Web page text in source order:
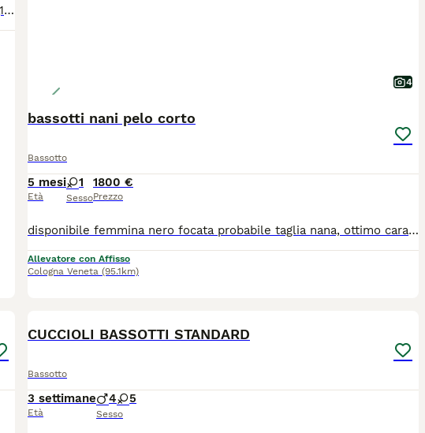
Splendidi cuccioli di bassotto appena nati,2 femmine nero focato,1 femmina cioccolato e 1 maschio color Isabella.
4
bassotti nani pelo corto
Bassotto
5 mesi
Età
1
Sesso
1800 €
Prezzo
disponibile femmina nero focata probabile taglia nana, ottimo carattere. Cucciolata n 2 della mamma Magik Rainbow Telio con il papà Leaso's Selection Music to my eyes (entrambi visbili da noi come pure i nonni e il bisnonno). Genitori testati come anche i figli. Padre multi champion. Tutti i cani vivono con noi e sono compagni di famiglia perciò sono seguiti al 100%. Crescono socializzati e con alimentazione ben al di sopra della media (carne e orijen). Visibili h24 da webcam. Risultati dei genitori consultabili sul sito enci dove mi trovate con indirizzo, affisso e master. Per ogni necessità resto a disposizione. Ps: non vendo a cagnari o aspiranti cagnari. Cedo solo a famiglie consapevoli di portarsi a casa un cucciola con una linea genetica top, equilibrata e soprattutto sana al 100%. Chi è interessato verrà seguito con un colloquio conoscitivo e resterà tra i nostri contatti quanto vorrà per ogni necessità. Io seleziono per passione e non per guadagnare.
Allevatore con Affisso
Cologna Veneta (95.1km)
CUCCIOLI BASSOTTI STANDARD
Bassotto
3 settimane
Età
4 5
Sesso